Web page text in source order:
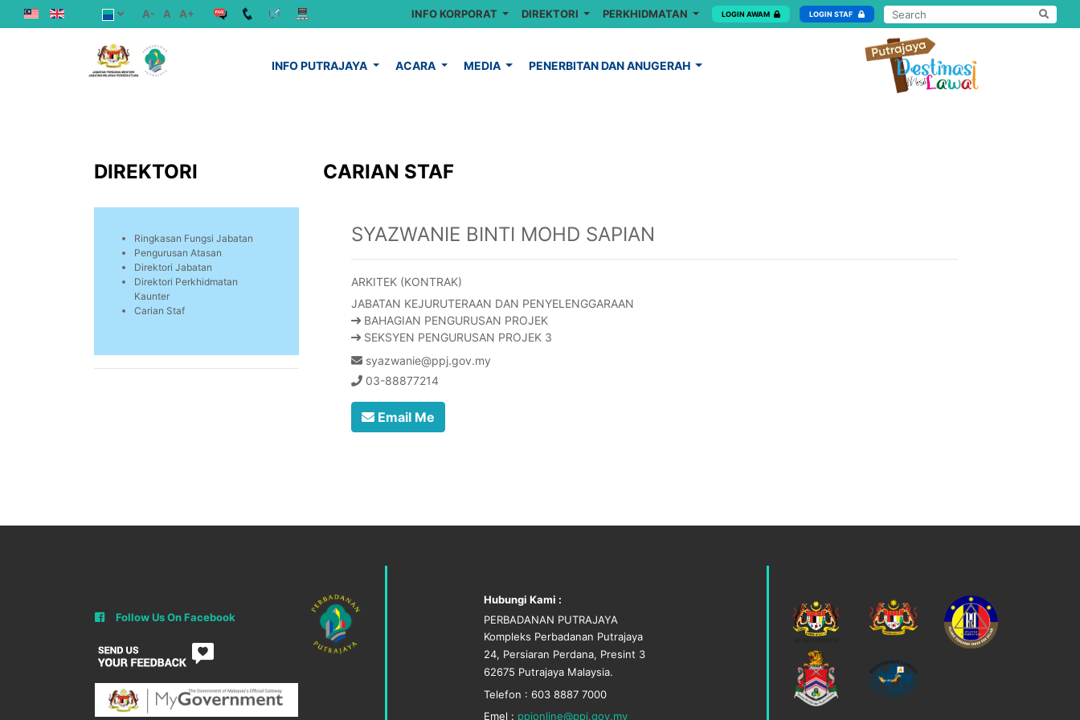
A- A A+ INFO KORPORAT DIREKTORI PERKHIDMATAN LOGIN AWAM LOGIN STAF
INFO PUTRAJAYA ACARA MEDIA PENERBITAN DAN ANUGERAH
DIREKTORI
Ringkasan Fungsi Jabatan
Pengurusan Atasan
Direktori Jabatan
Direktori Perkhidmatan
Kaunter
Carian Staf
CARIAN STAF
SYAZWANIE BINTI MOHD SAPIAN
ARKITEK (KONTRAK)
JABATAN KEJURUTERAAN DAN PENYELENGGARAAN
BAHAGIAN PENGURUSAN PROJEK
SEKSYEN PENGURUSAN PROJEK 3
syazwanie@ppj.gov.my
03-88877214
Email Me
Follow Us On Facebook
Hubungi Kami :
PERBADANAN PUTRAJAYA
Kompleks Perbadanan Putrajaya
24, Persiaran Perdana, Presint 3
62675 Putrajaya Malaysia.
Telefon : 603 8887 7000
Emel : ppjonline@ppj.gov.my